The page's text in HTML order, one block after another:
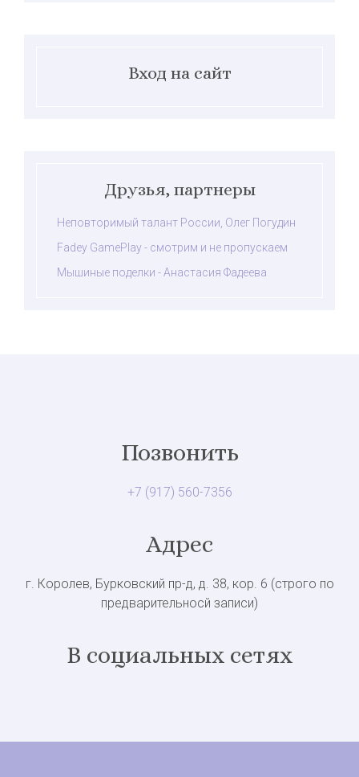
Вход на сайт
Друзья, партнеры
Неповторимый талант России, Олег Погудин
Fadey GamePlay - смотрим и не пропускаем
Мышиные поделки - Анастасия Фадеева
Позвонить
+7 (917) 560-7356
Адрес
г. Королев, Бурковский пр-д, д. 38, кор. 6 (строго по
предварительносй записи)
В социальных сетях